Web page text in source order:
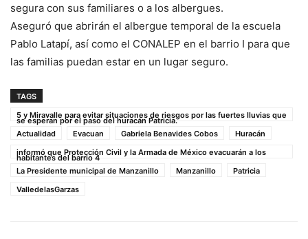
segura con sus familiares o a los albergues.
Aseguró que abrirán el albergue temporal de la escuela
Pablo Latapí, así como el CONALEP en el barrio I para que
las familias puedan estar en un lugar seguro.
TAGS
5 y Miravalle para evitar situaciones de riesgos por las fuertes lluvias que
se esperan por el paso del huracán Patricia.
Actualidad
Evacuan Gabriela Benavides Cobos
Huracán
informó que Protección Civil y la Armada de México evacuarán a los
habitantes del barrio 4
La Presidente municipal de Manzanillo
Manzanillo
Patricia
ValledelasGarzas